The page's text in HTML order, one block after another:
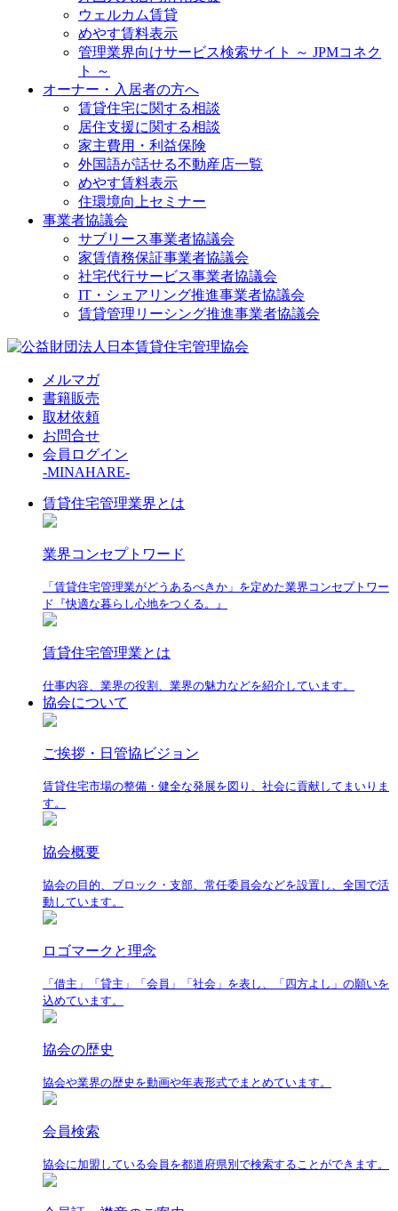
ウェルカム賃貸
めやす賃料表示
管理業界向けサービス検索サイト ～ JPMコネク
ト ～
オーナー・入居者の方へ
賃貸住宅に関する相談
居住支援に関する相談
家主費用・利益保険
外国語が話せる不動産店一覧
めやす賃料表示
住環境向上セミナー
事業者協議会
サブリース事業者協議会
家賃債務保証事業者協議会
社宅代行サービス事業者協議会
IT・シェアリング推進事業者協議会
賃貸管理リーシング推進事業者協議会
メルマガ
書籍販売
取材依頼
お問合せ
会員ログイン
-MINAHARE-
賃貸住宅管理業界とは
業界コンセプトワード
「賃貸住宅管理業がどうあるべきか」を定めた業界コンセプトワー
ド『快適な暮らし心地をつくる。』
賃貸住宅管理業とは
仕事内容、業界の役割、業界の魅力などを紹介しています。
協会について
ご挨拶・日管協ビジョン
賃貸住宅市場の整備・健全な発展を図り、社会に貢献してまいりま
す。
協会概要
協会の目的、ブロック・支部、常任委員会などを設置し、全国で活
動しています。
ロゴマークと理念
「借主」「貸主」「会員」「社会」を表し、「四方よし」の願いを
込めています。
協会の歴史
協会や業界の歴史を動画や年表形式でまとめています。
会員検索
協会に加盟している会員を都道府県別で検索することができます。